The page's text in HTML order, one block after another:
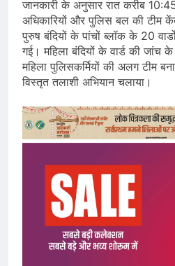
जानकारी के अनुसार रात करीब
अधिकारियों और पुलिस बल की टीम
पुरुष बंदियों के पांचों ब्लॉक के 20
गई। महिला बंदियों के वार्ड की जांच
महिला पुलिसकर्मियों की अलग टीम
विस्तृत तलाशी अभियान चलाया।